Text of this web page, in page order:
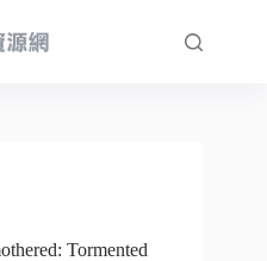
Tormented